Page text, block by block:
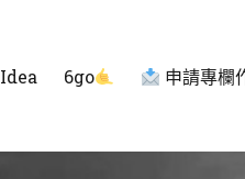
Idea 6go 申請專欄